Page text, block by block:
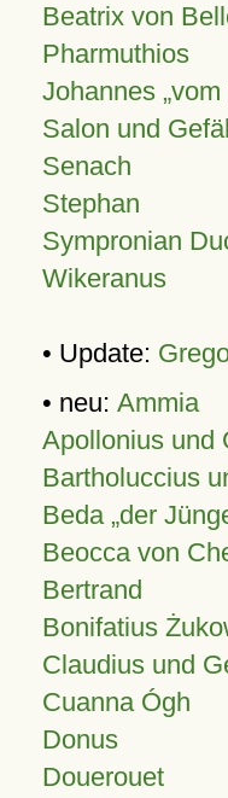
Beatrix von
Pharmuthios
Johannes vom
Salon und
Senach
Stephan
Sympronian
Wikeranus
• Update:
• neu: Ammia
Apollonius und
Bartholuccius
Beda „der
Beocca von
Bertrand
Bonifatius
Claudius und
Cuanna Ógh
Donus
Douerouet